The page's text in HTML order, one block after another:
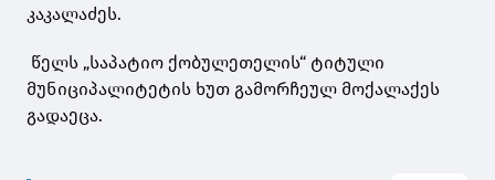
კაკალაძეს.
წელს „საპატიო ქობულეთელის“ ტიტული
მუნიციპალიტეტის ხუთ გამორჩეულ მოქალაქეს
გადაეცა.